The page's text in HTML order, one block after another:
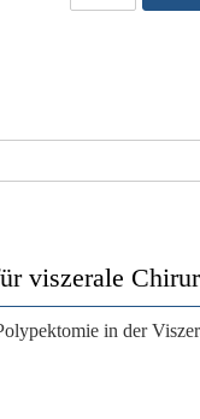
viszerale
in der